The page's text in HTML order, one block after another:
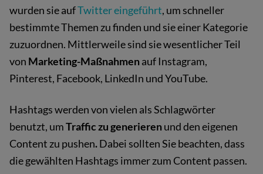
wurden sie aufTwitter eingeführt, um schneller
bestimmte Themen zu finden und sie einer Kategorie
zuzuordnen. Mittlerweile sind sie wesentlicher Teil
von Marketing-Maßnahmenauf Instagram,
Pinterest, Facebook, LinkedIn und YouTube.
Hashtags werden von vielen als Schlagwörter
benutzt, umTraffic zu generierenund den eigenen
Content zu pushen.Dabei sollten Sie beachten, dass
die gewählten Hashtags immer zum Content passen.